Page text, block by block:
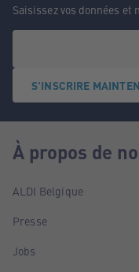
Saisissez vos données et
S'INSCRIRE
À propos de
ALDI Belgique
Presse
Jobs